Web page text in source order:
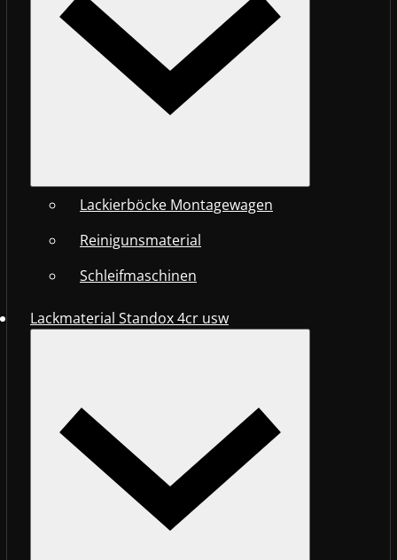
Lackierböcke Montagewagen
Reinigunsmaterial
Schleifmaschinen
Lackmaterial Standox 4cr usw